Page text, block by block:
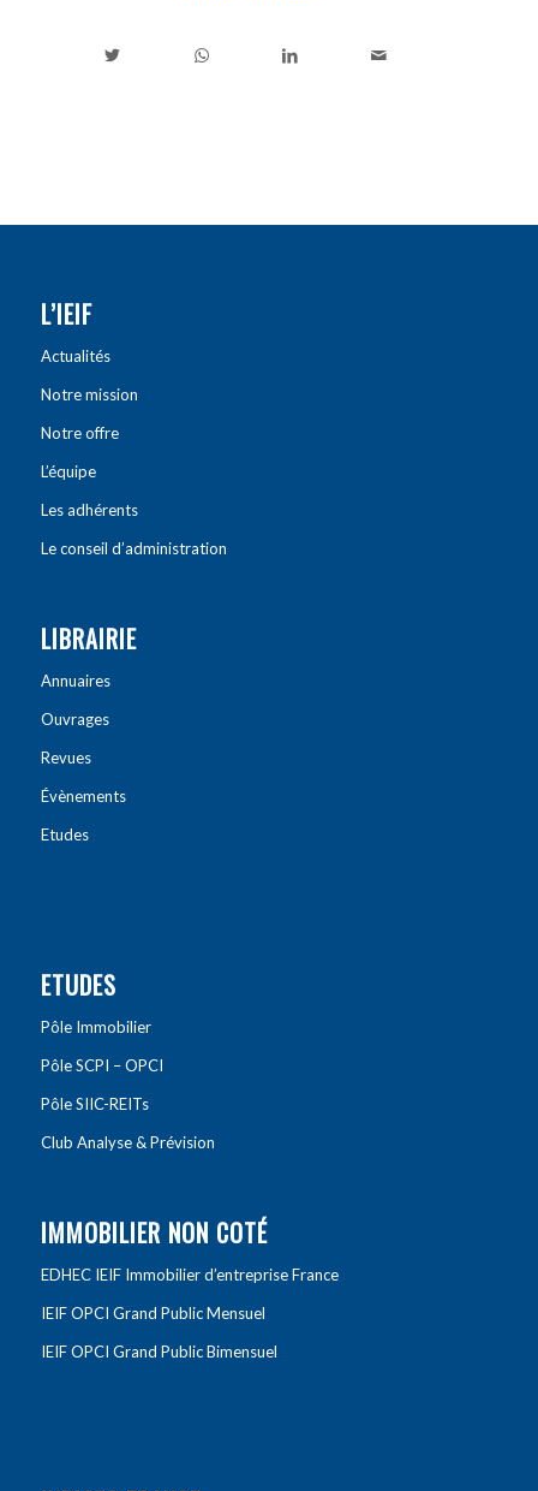
L’IEIF
Actualités
Notre mission
Notre offre
L’équipe
Les adhérents
Le conseil d’administration
LIBRAIRIE
Annuaires
Ouvrages
Revues
Évènements
Etudes
ETUDES
Pôle Immobilier
Pôle SCPI – OPCI
Pôle SIIC-REITs
Club Analyse & Prévision
IMMOBILIER NON COTÉ
EDHEC IEIF Immobilier d’entreprise France
IEIF OPCI Grand Public Mensuel
IEIF OPCI Grand Public Bimensuel